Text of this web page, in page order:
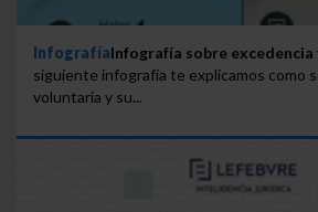
InfografíaInfografía sobre
siguiente infografía te explicamos como
voluntaria y su...